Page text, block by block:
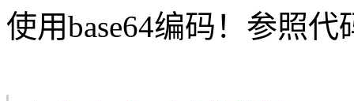
使用base64编码！参照代